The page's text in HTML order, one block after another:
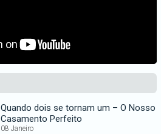
Quando dois se tornam um – O Nosso
Casamento Perfeito
08 Janeiro